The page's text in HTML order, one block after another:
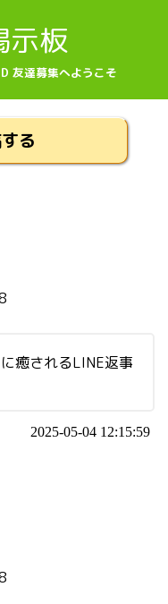
示板
友達募集へようこそ
る
癒されるLINE返事
2025-05-04 12:15:59